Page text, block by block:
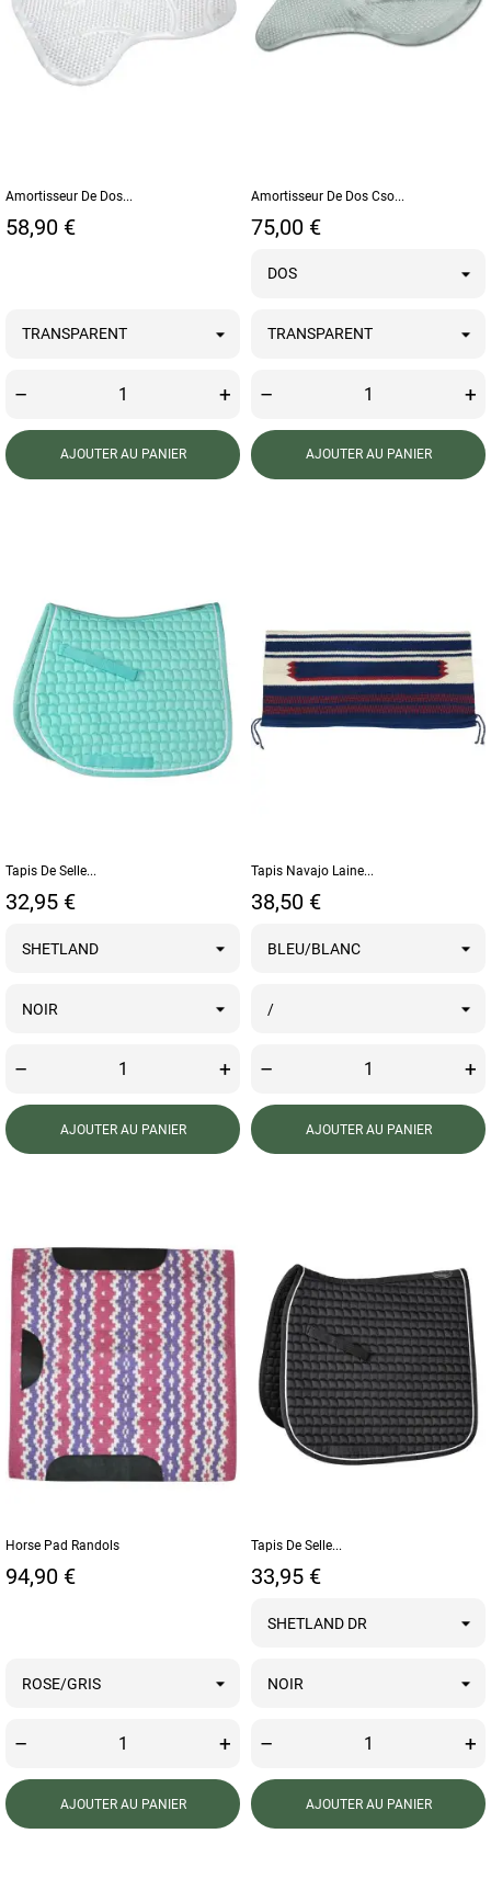
Amortisseur De Dos...
Prix
58,90 €
– +
AJOUTER AU PANIER
Amortisseur De Dos Cso...
Prix
75,00 €
– +
AJOUTER AU PANIER
Tapis De Selle...
Prix
32,95 €
– +
AJOUTER AU PANIER
Tapis Navajo Laine...
Prix
38,50 €
– +
AJOUTER AU PANIER
Horse Pad Randols
Prix
94,90 €
– +
AJOUTER AU PANIER
Tapis De Selle...
Prix
33,95 €
– +
AJOUTER AU PANIER